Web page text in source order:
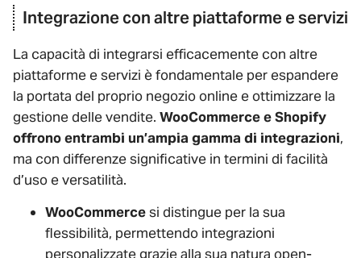
Integrazione con altre piattaforme e servizi
La capacità di integrarsi efficacemente con altre
piattaforme e servizi è fondamentale per espandere
la portata del proprio negozio online e ottimizzare la
gestione delle vendite. WooCommerce e Shopify
offrono entrambi un’ampia gamma di integrazioni,
ma con differenze significative in termini di facilità
d’uso e versatilità.
WooCommercesi distingue per la sua
flessibilità, permettendo integrazioni
personalizzate grazie alla sua natura open-